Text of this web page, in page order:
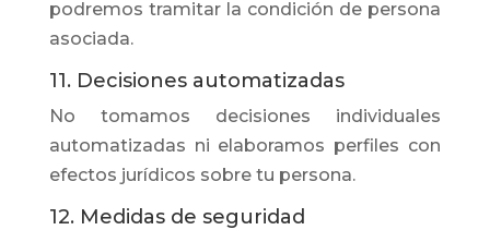
podremos tramitar la condición de persona
asociada.
11. Decisiones automatizadas
No tomamos decisiones individuales
automatizadas ni elaboramos perfiles con
efectos jurídicos sobre tu persona.
12. Medidas de seguridad